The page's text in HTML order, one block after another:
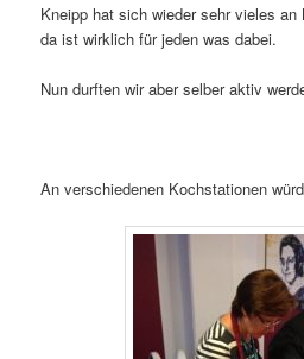
Kneipp hat sich wieder sehr vieles
da ist wirklich für jeden was dabei.
Nun durften wir aber selber aktiv
An verschiedenen Kochstationen